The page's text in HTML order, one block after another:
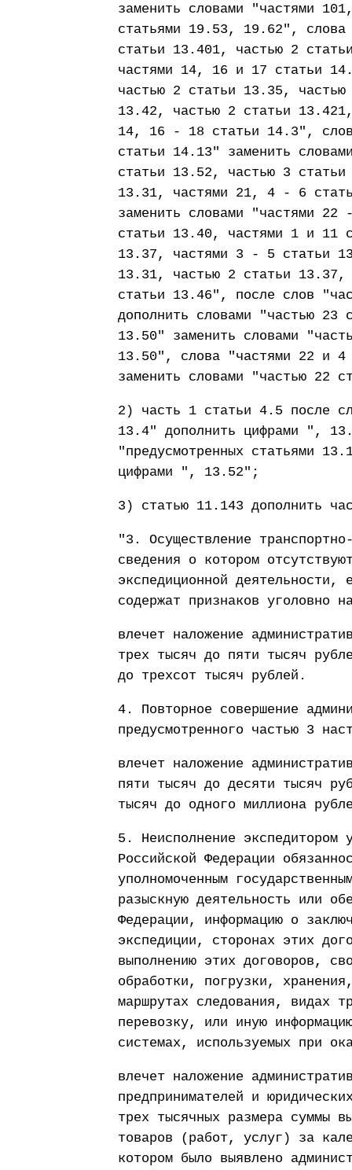
заменить словами "частями
статьями 19.53, 19.62",
статьи 13.401, частью 2
частями 14, 16 и 17 статьи
частью 2 статьи 13.35,
13.42, частью 2 статьи
14, 16 - 18 статьи 14.3",
статьи 14.13" заменить
статьи 13.52, частью 3
13.31, частями 21, 4 - 6
заменить словами "частями
статьи 13.40, частями 1 и 11
13.37, частями 3 - 5 статьи
13.31, частью 2 статьи
статьи 13.46", после слов
дополнить словами "частью
13.50" заменить словами
13.50", слова "частями 22 и 4
заменить словами "частью 22
2) часть 1 статьи 4.5 после
13.4" дополнить цифрами ",
"предусмотренных статьями
цифрами ", 13.52";
3) статью 11.143 дополнить
"3. Осуществление
сведения о котором
экспедиционной
содержат признаков уголовно
влечет наложение
трех тысяч до пяти тысяч
до трехсот тысяч рублей.
4. Повторное совершение
предусмотренного частью 3
влечет наложение
пяти тысяч до десяти тысяч
тысяч до одного миллиона
5. Неисполнение экспедитором
Российской Федерации
уполномоченным
разыскную деятельность или
Федерации, информацию о
экспедиции, сторонах этих
выполнению этих договоров,
обработки, погрузки,
маршрутах следования, видах
перевозку, или иную
системах, используемых при
влечет наложение
предпринимателей и
трех тысячных размера суммы
товаров (работ, услуг) за
котором было выявлено